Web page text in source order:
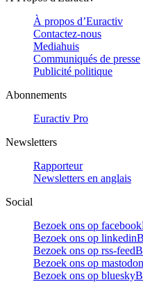
À propos d’Euractiv
Contactez-nous
Mediahuis
Communiqués de presse
Publicité politique
Abonnements
Euractiv Pro
Newsletters
Rapporteur
Newsletters en anglais
Social
Bezoek ons op facebook
Bezoek ons op linkedin
Bezoek ons op rss-feed
Bezoek ons op mastodon
Bezoek ons op bluesky